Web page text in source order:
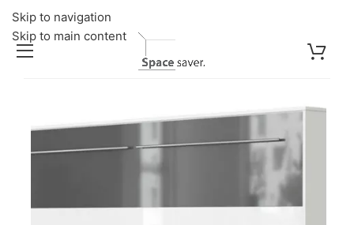
Skip to navigation
Skip to main content